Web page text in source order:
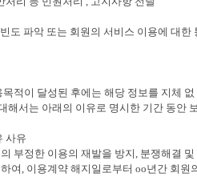
도 파악 또는 회원의 서비스 이용에 대한
적이 달성된 후에는 해당 정보를 지체 없
해서는 아래의 이유로 명시한 기간 동안
사유
부정한 이용의 재발을 방지, 분쟁해결 및
여, 이용계약 해지일로부터 oo년간 회원